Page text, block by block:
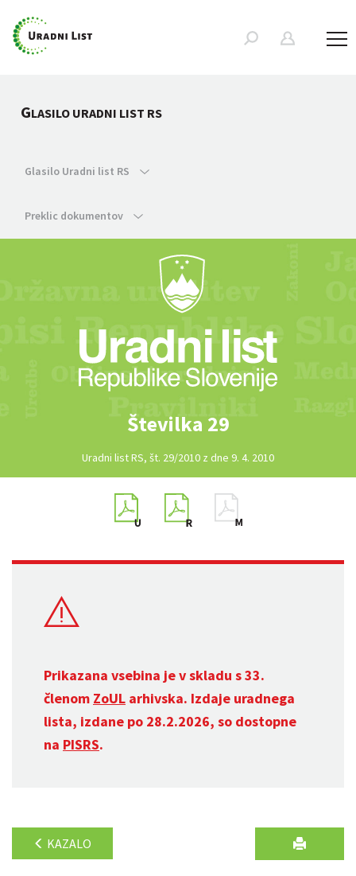
GLASILO URADNI LIST RS
Glasilo Uradni list RS
Preklic dokumentov
Številka 29
Uradni list RS, št. 29/2010 z dne 9. 4. 2010
Prikazana vsebina je v skladu s 33.
členom ZoUL arhivska. Izdaje uradnega
lista, izdane po 28.2.2026, so dostopne
na PISRS.
KAZALO